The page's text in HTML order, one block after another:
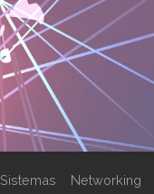
Sistemas Networking